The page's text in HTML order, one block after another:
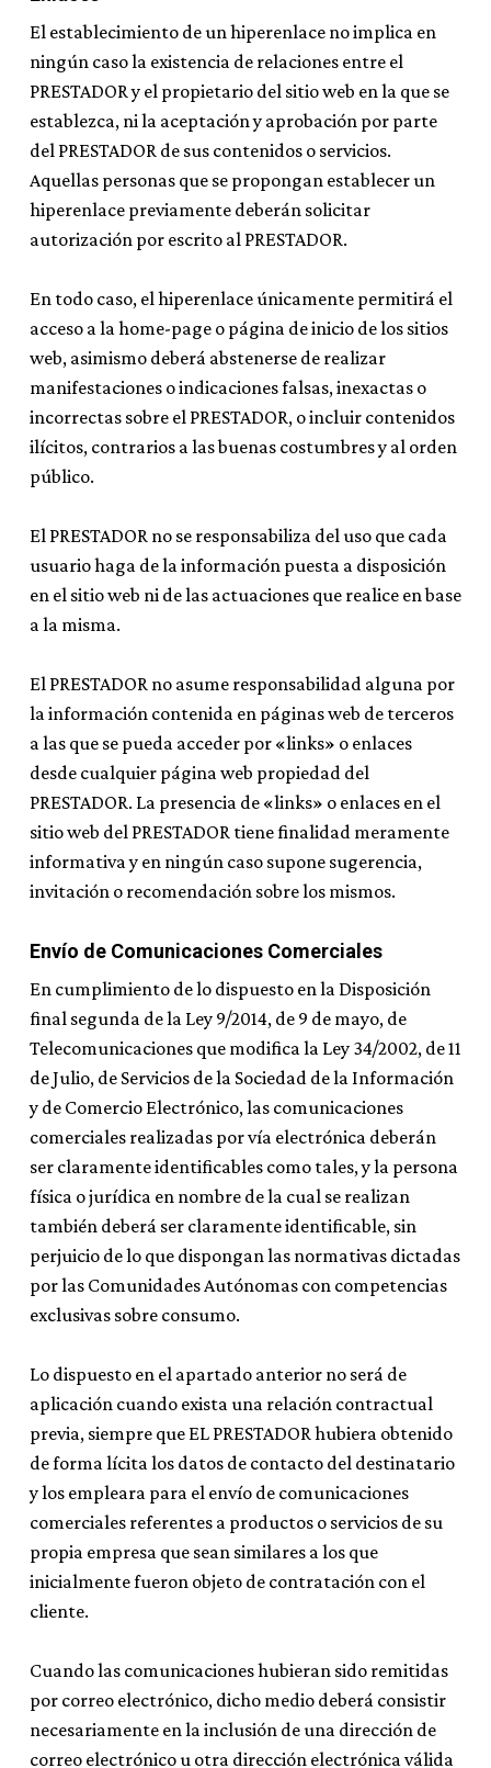
El establecimiento de un hiperenlace no implica en
ningún caso la existencia de relaciones entre el
PRESTADOR y el propietario del sitio web en la que se
establezca, ni la aceptación y aprobación por parte
del PRESTADOR de sus contenidos o servicios.
Aquellas personas que se propongan establecer un
hiperenlace previamente deberán solicitar
autorización por escrito al PRESTADOR.
En todo caso, el hiperenlace únicamente permitirá el
acceso a la home-page o página de inicio de los sitios
web, asimismo deberá abstenerse de realizar
manifestaciones o indicaciones falsas, inexactas o
incorrectas sobre el PRESTADOR, o incluir contenidos
ilícitos, contrarios a las buenas costumbres y al orden
público.
El PRESTADOR no se responsabiliza del uso que cada
usuario haga de la información puesta a disposición
en el sitio web ni de las actuaciones que realice en base
a la misma.
El PRESTADOR no asume responsabilidad alguna por
la información contenida en páginas web de terceros
a las que se pueda acceder por «links» o enlaces
desde cualquier página web propiedad del
PRESTADOR. La presencia de «links» o enlaces en el
sitio web del PRESTADOR tiene finalidad meramente
informativa y en ningún caso supone sugerencia,
invitación o recomendación sobre los mismos.
Envío de Comunicaciones Comerciales
En cumplimiento de lo dispuesto en la Disposición
final segunda de la Ley 9/2014, de 9 de mayo, de
Telecomunicaciones que modifica la Ley 34/2002, de 11
de Julio, de Servicios de la Sociedad de la Información
y de Comercio Electrónico, las comunicaciones
comerciales realizadas por vía electrónica deberán
ser claramente identificables como tales, y la persona
física o jurídica en nombre de la cual se realizan
también deberá ser claramente identificable, sin
perjuicio de lo que dispongan las normativas dictadas
por las Comunidades Autónomas con competencias
exclusivas sobre consumo.
Lo dispuesto en el apartado anterior no será de
aplicación cuando exista una relación contractual
previa, siempre que EL PRESTADOR hubiera obtenido
de forma lícita los datos de contacto del destinatario
y los empleara para el envío de comunicaciones
comerciales referentes a productos o servicios de su
propia empresa que sean similares a los que
inicialmente fueron objeto de contratación con el
cliente.
Cuando las comunicaciones hubieran sido remitidas
por correo electrónico, dicho medio deberá consistir
necesariamente en la inclusión de una dirección de
correo electrónico u otra dirección electrónica válida